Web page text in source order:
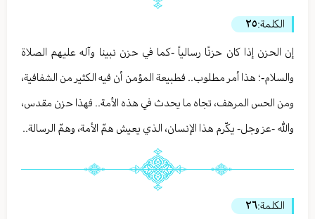
الكلمة:٢٥
إن الحزن إذا كان حزنًا رسالياً -كما في حزن نبينا وآله عليهم الصلاة
والسلام-؛ هذا أمر مطلوب.. فطبيعة المؤمن أن فيه الكثير من الشفافية،
ومن الحس المرهف، تجاه ما يحدث في هذه الأمة.. فهذا حزن مقدس،
والله -عز وجل- يكّرم هذا الإنسان، الذي يعيش همّ الأمة، وهمّ الرسالة..
الكلمة:٢٦